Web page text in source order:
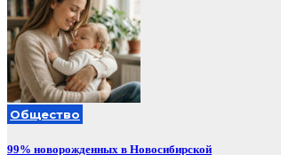
Общество
99% новорожденных в Новосибирской